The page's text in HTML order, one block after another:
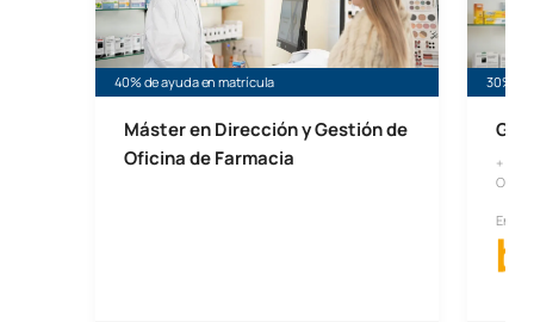
40% de ayuda en matrícula
Máster en Dirección y Gestión de
Oficina de Farmacia
30% de
+
En